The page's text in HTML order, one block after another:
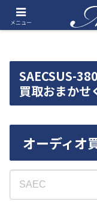
SAECSUS-
買取おまかせ
オーディオ
メニュー